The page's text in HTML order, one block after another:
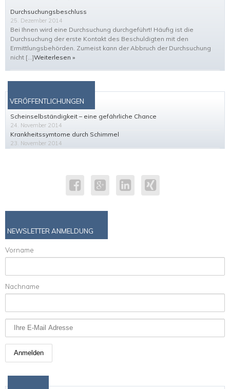
Durchsuchungsbeschluss
25. Dezember 2014
Bei Ihnen wird eine Durchsuchung durchgeführt! Häufig ist die
Durchsuchung der erste Kontakt des Beschuldigten mit den
Ermittlungsbehörden. Zumeist kann der Abbruch der Durchsuchung
nicht […]Weiterlesen »
VERÖFFENTLICHUNGEN
Scheinselbständigkeit – eine gefährliche Chance
24. November 2014
Krankheitssymtome durch Schimmel
23. November 2014
NEWSLETTER ANMELDUNG
Vorname
Nachname